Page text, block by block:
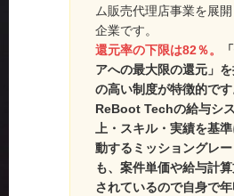
ム販売代理店事業を展
企業です。
還元率の下限は82％。
アへの最大限の還元」
の高い制度が特徴的です
ReBoot Techの給与シ
上・スキル・実績を基
動するミッショングレ
も、案件単価や給与計
されているので自身で